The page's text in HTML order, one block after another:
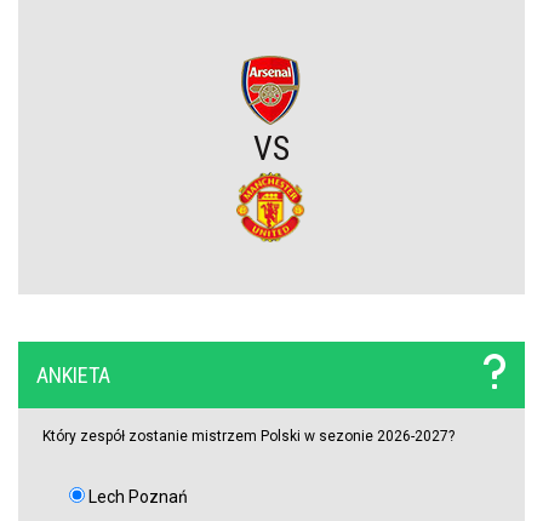
Widzew Łódź czyści kadrę z niechcianych zawodników. Spędzili w
zespole tylko jeden sezon i są na wylocie
Zwrot akcji w sprawie Viniciusa Juniora. Real zrobił krok w kierunku
Atlético Madryt rusza po reprezentanta Argentyny! Musi walczyć z
Raków Częstochowa z nowym transferem!
VS
ANKIETA
Który zespół zostanie mistrzem Polski w sezonie 2026-2027?
Lech Poznań